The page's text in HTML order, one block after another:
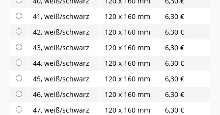
41, weiß/schwarz
120 x 160 mm
6,30 €
42, weiß/schwarz
120 x 160 mm
6,30 €
43, weiß/schwarz
120 x 160 mm
6,30 €
44, weiß/schwarz
120 x 160 mm
6,30 €
45, weiß/schwarz
120 x 160 mm
6,30 €
46, weiß/schwarz
120 x 160 mm
6,30 €
47, weiß/schwarz
120 x 160 mm
6,30 €